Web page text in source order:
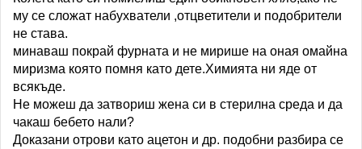
му се сложат набухватели ,отцветители и подобрители
не става.
минаваш покрай фурната и не мирише на оная омайна
миризма която помня като дете.Химията ни яде от
всякъде.
Не можеш да затвориш жена си в стерилна среда и да
чакаш бебето нали?
Доказани отрови като ацетон и др. подобни разбира се